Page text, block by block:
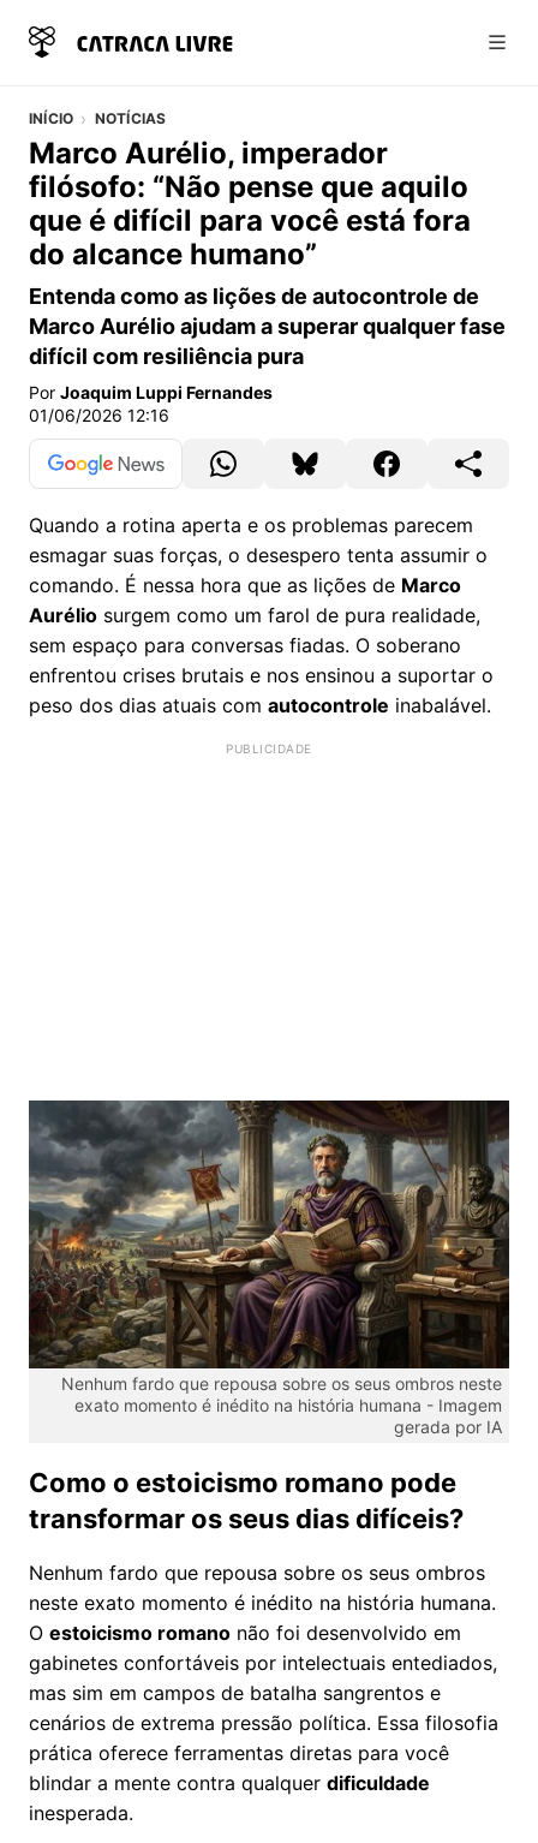
INÍCIO NOTÍCIAS
Marco Aurélio, imperador
filósofo: “Não pense que aquilo
que é difícil para você está fora
do alcance humano”
Entenda como as lições de autocontrole de
Marco Aurélio ajudam a superar qualquer fase
difícil com resiliência pura
Por Joaquim Luppi Fernandes
01/06/2026 12:16
Quando a rotina aperta e os problemas parecem
esmagar suas forças, o desespero tenta assumir o
comando. É nessa hora que as lições de Marco
Aurélio surgem como um farol de pura realidade,
sem espaço para conversas fiadas. O soberano
enfrentou crises brutais e nos ensinou a suportar o
peso dos dias atuais com autocontrole inabalável.
Nenhum fardo que repousa sobre os seus ombros neste
exato momento é inédito na história humana - Imagem
gerada por IA
Como o estoicismo romano pode
transformar os seus dias difíceis?
Nenhum fardo que repousa sobre os seus ombros
neste exato momento é inédito na história humana.
O estoicismo romano não foi desenvolvido em
gabinetes confortáveis por intelectuais entediados,
mas sim em campos de batalha sangrentos e
cenários de extrema pressão política. Essa filosofia
prática oferece ferramentas diretas para você
blindar a mente contra qualquer dificuldade
inesperada.